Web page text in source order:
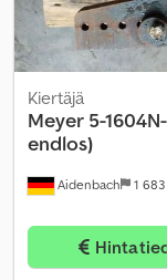
Aidenbach 1
Kiertäjä
Meyer 5-
endlos)